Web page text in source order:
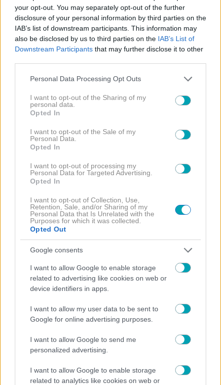
your opt-out. You may separately opt-out of the further
disclosure of your personal information by third parties on the
IAB’s list of downstream participants. This information may
also be disclosed by us to third parties on the IAB’s List of
Downstream Participants that may further disclose it to other
Please note that this website/app uses one or more Google
not limited to your visit or usage behaviour. You may click to
grant or deny consent to Google and its third-party tags to
use your data for below specified purposes in below Google
consent section.
Personal Data Processing Opt Outs
I want to opt-out of the Sharing of my
personal data.
Opted In
I want to opt-out of the Sale of my
Personal Data.
Opted In
I want to opt-out of processing my
Personal Data for Targeted Advertising.
Opted In
I want to opt-out of Collection, Use,
Retention, Sale, and/or Sharing of my
Personal Data that Is Unrelated with the
Purposes for which it was collected.
Opted Out
Google consents
I want to allow Google to enable storage
related to advertising like cookies on web or
device identifiers in apps.
I want to allow my user data to be sent to
Google for online advertising purposes.
I want to allow Google to send me
personalized advertising.
I want to allow Google to enable storage
related to analytics like cookies on web or
NEWS
Φωτεινή Πετρογιάννη: Η απάντηση σε σχόλιο για τα
NEWS